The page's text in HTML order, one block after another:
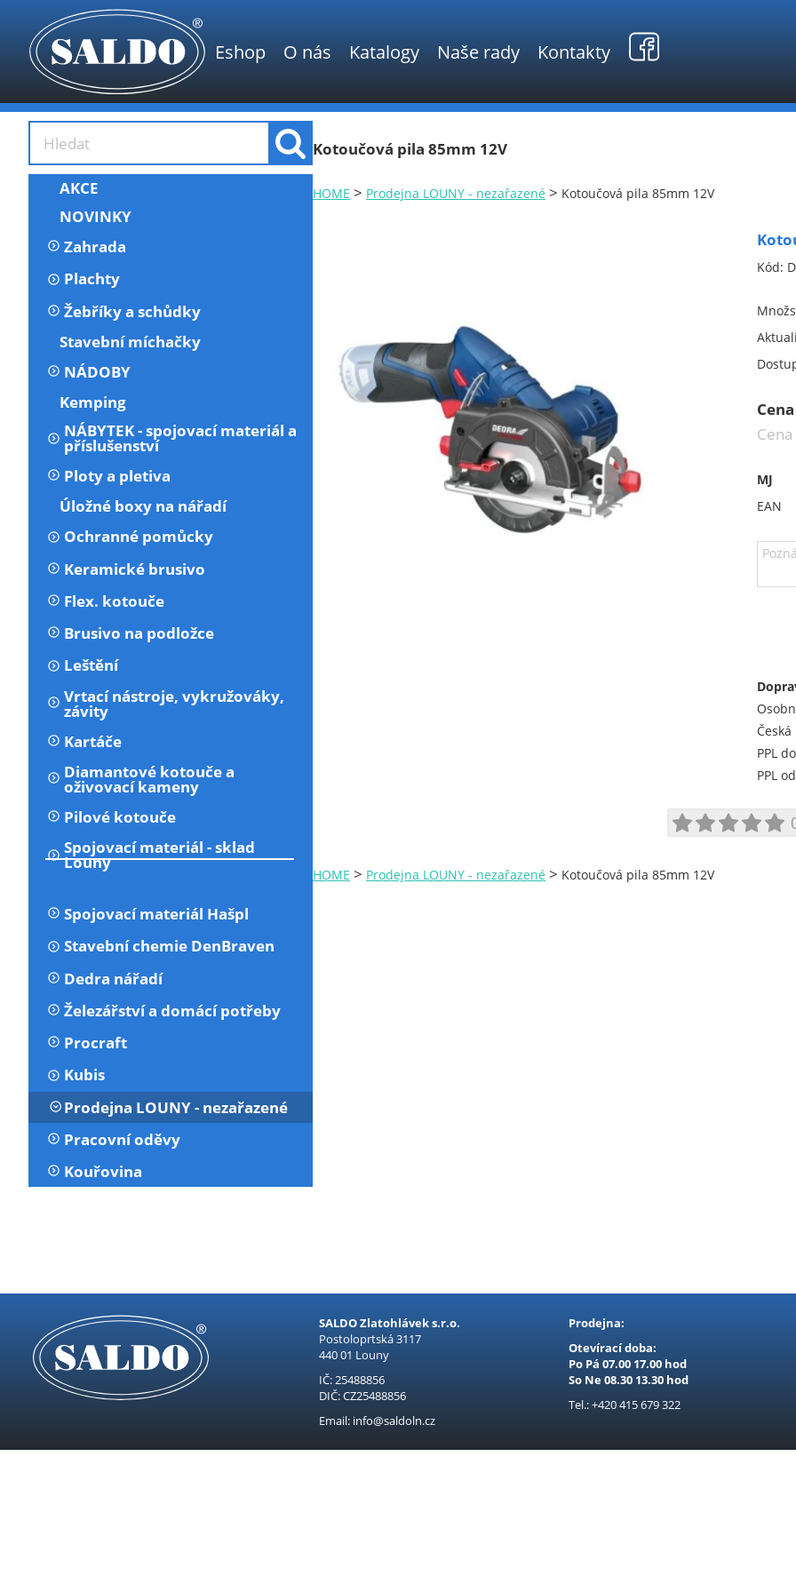
Eshop O nás Katalogy Naše rady Kontakty
AKCE
NOVINKY
Zahrada
Plachty
Žebříky a schůdky
Stavební míchačky
NÁDOBY
Kemping
NÁBYTEK - spojovací materiál a
příslušenství
Ploty a pletiva
Úložné boxy na nářadí
Ochranné pomůcky
Keramické brusivo
Flex. kotouče
Brusivo na podložce
Leštění
Vrtací nástroje, vykružováky,
závity
Kartáče
Diamantové kotouče a
oživovací kameny
Pilové kotouče
Spojovací materiál - sklad
Louny
Spojovací materiál Hašpl
Stavební chemie DenBraven
Dedra nářadí
Železářství a domácí potřeby
Procraft
Kubis
Prodejna LOUNY - nezařazené
Pracovní oděvy
Kouřovina
Kotoučová pila 85mm 12V
HOME > Prodejna LOUNY - nezařazené > Kotoučová pila 85mm 12V
Kód:
MJ
EAN
PPL
PPL
HOME > Prodejna LOUNY - nezařazené > Kotoučová pila 85mm 12V
SALDO Zlatohlávek s.r.o.
Postoloprtská 3117
440 01 Louny
IČ: 25488856
DIČ: CZ25488856
Email: info@saldoln.cz
Prodejna:
Otevírací doba:
Po Pá 07.00 17.00 hod
So Ne 08.30 13.30 hod
Tel.: +420 415 679 322